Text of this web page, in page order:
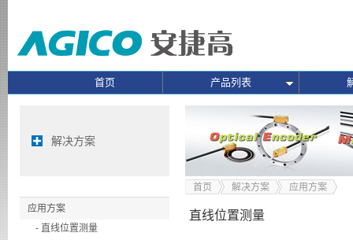
首页 产品列表
解决方案
应用方案
- 直线位置测量
首页 解决方案 应用方案
直线位置测量